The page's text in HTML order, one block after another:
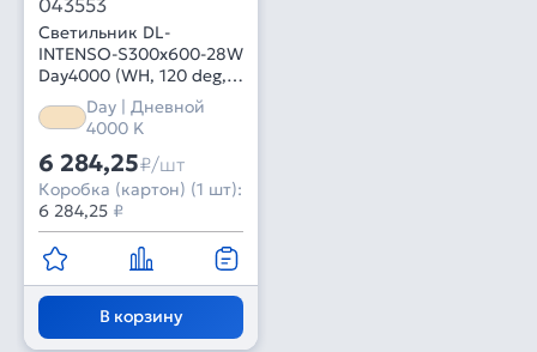
043553
Светильник DL-
INTENSO-S300x600-28W
Day4000 (WH, 120 deg,
CRI90, 230V) (Arlight,
IP40 Металл, 5 лет)
Day | Дневной
4000 K
6 284,25₽/шт
Коробка (картон) (1 шт):
6 284,25 ₽
В корзину